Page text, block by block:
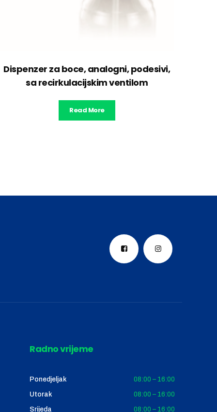
Dispenzer za boce, analogni, podesivi,
sa recirkulacijskim ventilom
Read More
Radno vrijeme
Ponedjeljak 08:00 – 16:00
Utorak 08:00 – 16:00
Srijeda 08:00 – 16:00